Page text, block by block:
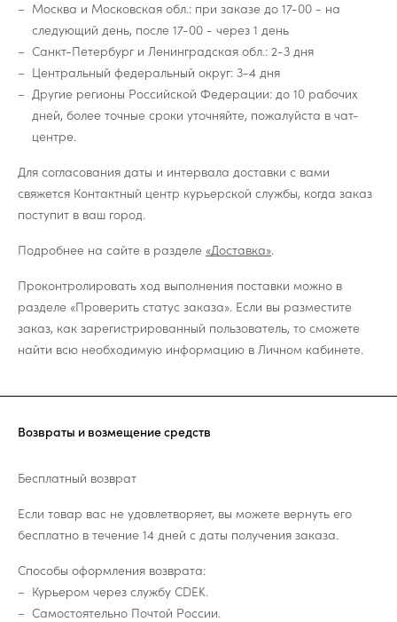
Москва и Московская обл.: при заказе до 17-00 - на
следующий день, после 17-00 - через 1 день
Санкт-Петербург и Ленинградская обл.: 2-3 дня
Центральный федеральный округ: 3-4 дня
Другие регионы Российской Федерации: до 10 рабочих
дней, более точные сроки уточняйте, пожалуйста в чат-
центре.
Для согласования даты и интервала доставки с вами
свяжется Контактный центр курьерской службы, когда заказ
поступит в ваш город.
Подробнее на сайте в разделе «Доставка».
Проконтролировать ход выполнения поставки можно в
разделе «Проверить статус заказа». Если вы разместите
заказ, как зарегистрированный пользователь, то сможете
найти всю необходимую информацию в Личном кабинете.
Возвраты и возмещение средств
Бесплатный возврат
Если товар вас не удовлетворяет, вы можете вернуть его
бесплатно в течение 14 дней с даты получения заказа.
Способы оформления возврата:
Курьером через службу CDEK.
Самостоятельно Почтой России.